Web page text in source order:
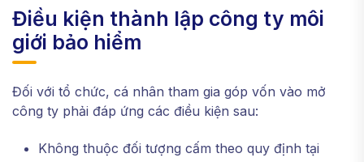
Điều kiện thành lập công ty môi
giới bảo hiểm
Đối với tổ chức, cá nhân tham gia góp vốn vào mở
công ty phải đáp ứng các điều kiện sau:
Không thuộc đối tượng cấm theo quy định tại